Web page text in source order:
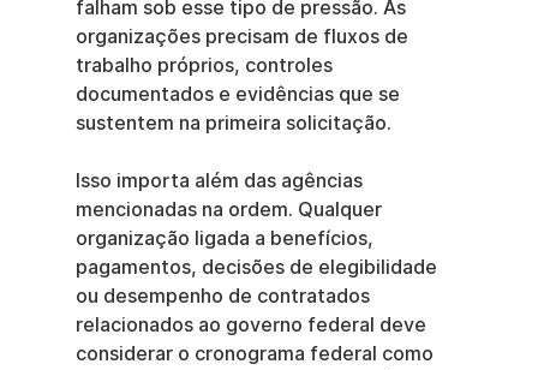
falham sob esse tipo de pressão. As
organizações precisam de fluxos de
trabalho próprios, controles
documentados e evidências que se
sustentem na primeira solicitação.
Isso importa além das agências
mencionadas na ordem. Qualquer
organização ligada a benefícios,
pagamentos, decisões de elegibilidade
ou desempenho de contratados
relacionados ao governo federal deve
considerar o cronograma federal como